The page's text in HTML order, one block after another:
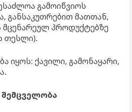
გამოიწვიოს
განსაკუთრებით მათთან,
მცენარეულ პროდუქტებზე
თესლი).
იყოს: ქავილი, გამონაყარი,